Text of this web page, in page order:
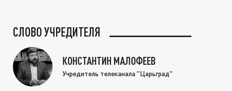
СЛОВО УЧРЕДИТЕЛЯ
КОНСТАНТИН МАЛОФЕЕВ
Учредитель телеканала "Царьград"